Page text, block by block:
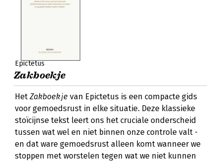
Epictetus
Zakboekje
Het Zakboekje van Epictetus is een compacte gids
voor gemoedsrust in elke situatie. Deze klassieke
stoïcijnse tekst leert ons het cruciale onderscheid
tussen wat wel en niet binnen onze controle valt -
en dat ware gemoedsrust alleen komt wanneer we
stoppen met worstelen tegen wat we niet kunnen